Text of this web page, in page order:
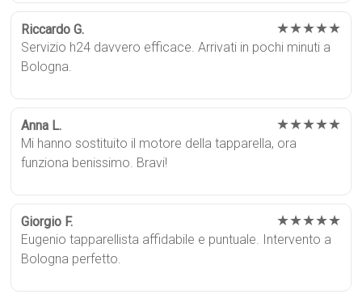
Riccardo G. ★★★★★
Servizio h24 davvero efficace. Arrivati in pochi minuti a
Bologna.
Anna L. ★★★★★
Mi hanno sostituito il motore della tapparella, ora
funziona benissimo. Bravi!
Giorgio F. ★★★★★
Eugenio tapparellista affidabile e puntuale. Intervento a
Bologna perfetto.